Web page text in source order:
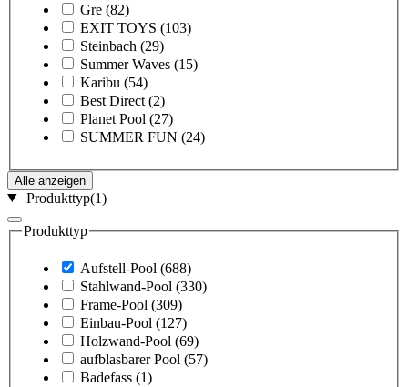
Gre (82)
EXIT TOYS (103)
Steinbach (29)
Summer Waves (15)
Karibu (54)
Best Direct (2)
Planet Pool (27)
SUMMER FUN (24)
Alle anzeigen
Produkttyp(1)
Produkttyp
Aufstell-Pool (688)
Stahlwand-Pool (330)
Frame-Pool (309)
Einbau-Pool (127)
Holzwand-Pool (69)
aufblasbarer Pool (57)
Badefass (1)